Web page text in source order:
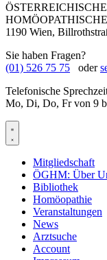
1190 Wien,
Sie haben Fragen?
(01) 526 75 75 oder
Telefonische
Mo, Di, Do, Fr von 9
Mitgliedschaft
ÖGHM: Über
Bibliothek
Homöopathie
Veranstaltungen
News
Arztsuche
Account